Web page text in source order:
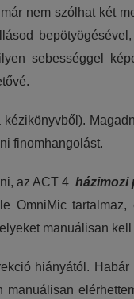
nem szólhat két
sebességgel
finomhangolást.
az ACT 4 házimozi
OmniMic tartalmaz,
manuálisan
hiányától.